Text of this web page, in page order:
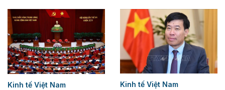
Kinh tế Việt Nam Kinh tế Việt Nam